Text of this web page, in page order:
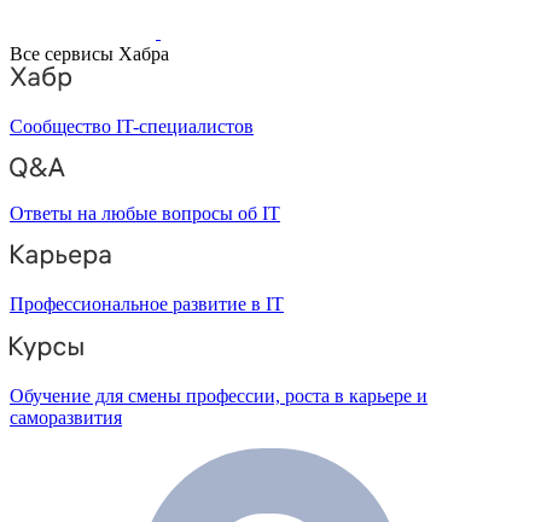
Все сервисы Хабра
Сообщество IT-специалистов
Ответы на любые вопросы об IT
Профессиональное развитие в IT
Обучение для смены профессии, роста в карьере и
саморазвития